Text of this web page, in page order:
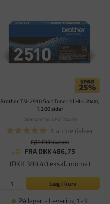
Brother TN-2510 Sort Toner til HL-L2400,
1.200 sider
Varenummer: BROTN2510
1 anmeldelser
FØR DKK 649,00
FRA DKK 486,75
(DKK 389,40 ekskl. moms)
Læg i kurv
På lager - Levering 1-3